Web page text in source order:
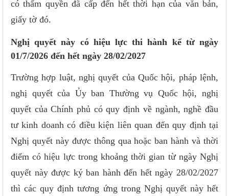
có thẩm quyền đã cấp đến hết thời hạn của văn bản,
giấy tờ đó.
Nghị quyết này có hiệu lực thi hành kể từ ngày
01/7/2026 đến hết ngày 28/02/2027
Trường hợp luật, nghị quyết của Quốc hội, pháp lệnh,
nghị quyết của Ủy ban Thường vụ Quốc hội, nghị
quyết của Chính phủ có quy định về ngành, nghề đầu
tư kinh doanh có điều kiện liên quan đến quy định tại
Nghị quyết này được thông qua hoặc ban hành và thời
điểm có hiệu lực trong khoảng thời gian từ ngày Nghị
quyết này được ký ban hành đến hết ngày 28/02/2027
thì các quy định tương ứng trong Nghị quyết này hết